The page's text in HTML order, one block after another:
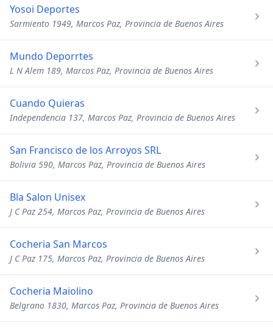
Yosoi Deportes
Sarmiento 1949, Marcos Paz, Provincia de Buenos Aires
Mundo Deporrtes
L N Alem 189, Marcos Paz, Provincia de Buenos Aires
Cuando Quieras
Independencia 137, Marcos Paz, Provincia de Buenos Aires
San Francisco de los Arroyos SRL
Bolivia 590, Marcos Paz, Provincia de Buenos Aires
Bla Salon Unisex
J C Paz 254, Marcos Paz, Provincia de Buenos Aires
Cocheria San Marcos
J C Paz 175, Marcos Paz, Provincia de Buenos Aires
Cocheria Maiolino
Belgrano 1830, Marcos Paz, Provincia de Buenos Aires